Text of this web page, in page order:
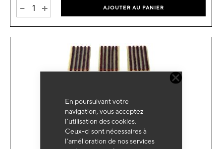
En poursuivant votre
navigation, vous acceptez
l’utilisation des cookies.
Ceux-ci sont nécessaires à
l’amélioration de nos services
- + AJOUTER AU PANIER